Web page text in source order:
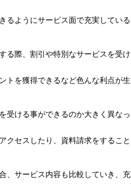
るようにサービス面で充実している
る際、割引や特別なサービスを受け
トを獲得できるなど色んな利点が生
受ける事ができるのか大きく異なっ
クセスしたり、資料請求をすること
、サービス内容も比較していき、充